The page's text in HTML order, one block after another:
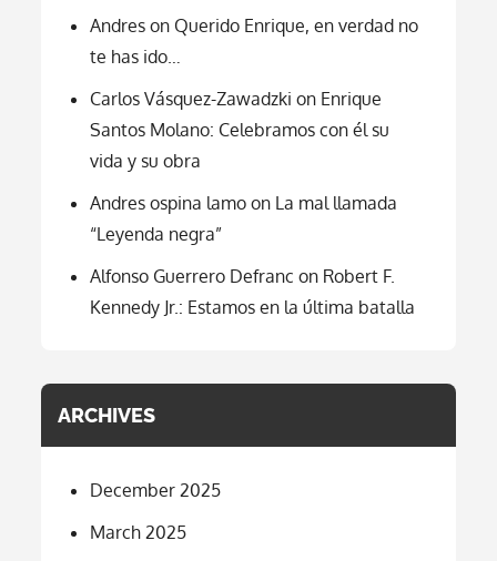
Andres on Querido Enrique, en verdad no
te has ido…
Carlos Vásquez-Zawadzki on Enrique
Santos Molano: Celebramos con él su
vida y su obra
Andres ospina lamo on La mal llamada
“Leyenda negra”
Alfonso Guerrero Defranc on Robert F.
Kennedy Jr.: Estamos en la última batalla
ARCHIVES
December 2025
March 2025